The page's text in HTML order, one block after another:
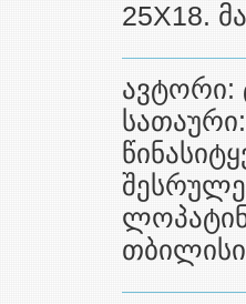
25X18.
ავტორი: